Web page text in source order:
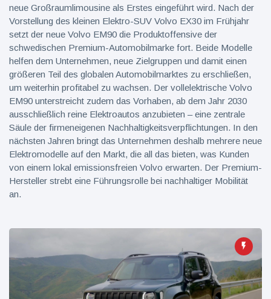
neue Großraumlimousine als Erstes eingeführt wird. Nach der
Vorstellung des kleinen Elektro-SUV Volvo EX30 im Frühjahr
setzt der neue Volvo EM90 die Produktoffensive der
schwedischen Premium-Automobilmarke fort. Beide Modelle
helfen dem Unternehmen, neue Zielgruppen und damit einen
größeren Teil des globalen Automobilmarktes zu erschließen,
um weiterhin profitabel zu wachsen. Der vollelektrische Volvo
EM90 unterstreicht zudem das Vorhaben, ab dem Jahr 2030
ausschließlich reine Elektroautos anzubieten – eine zentrale
Säule der firmeneigenen Nachhaltigkeitsverpflichtungen. In den
nächsten Jahren bringt das Unternehmen deshalb mehrere neue
Elektromodelle auf den Markt, die all das bieten, was Kunden
von einem lokal emissionsfreien Volvo erwarten. Der Premium-
Hersteller strebt eine Führungsrolle bei nachhaltiger Mobilität
an.